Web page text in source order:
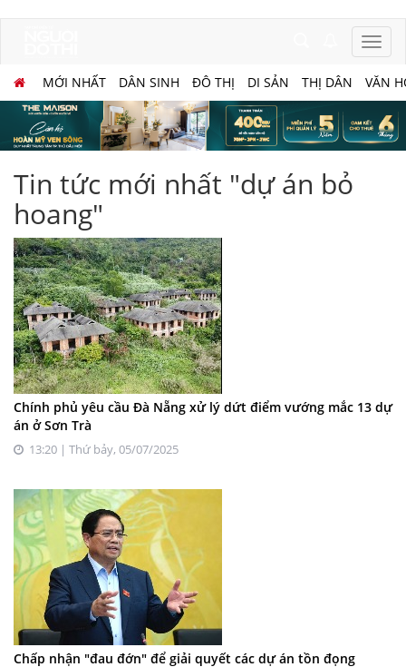
MỚI NHẤT DÂN SINH ĐÔ THỊ DI SẢN THỊ DÂN VĂN
Tin tức mới nhất "dự án bỏ
hoang"
Chính phủ yêu cầu Đà Nẵng xử lý dứt điểm vướng mắc 13 dự
án ở Sơn Trà
13:20 | Thứ bảy, 05/07/2025
Chấp nhận "đau đớn" để giải quyết các dự án tồn đọng